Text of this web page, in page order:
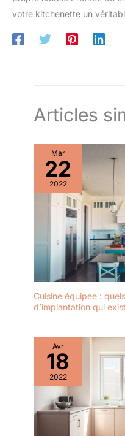
votre kitchenette un
Articles
Mar
22
2022
Cuisine équipée :
d’implantation qui
Avr
18
2022